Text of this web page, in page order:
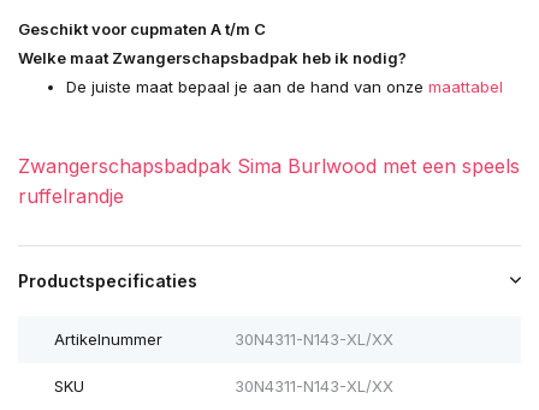
Geschikt voor cupmaten A t/m C
Welke maat Zwangerschapsbadpak heb ik nodig?
De juiste maat bepaal je aan de hand van onze maattabel
Zwangerschapsbadpak Sima Burlwood met een speels
ruffelrandje
Productspecificaties
Artikelnummer 30N4311-N143-XL/XX
SKU 30N4311-N143-XL/XX